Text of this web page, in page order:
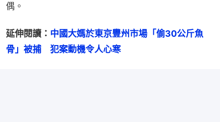
偶。
延伸閱讀： 中國大媽於東京豐州市場「偷30公斤魚
骨」被捕　犯案動機令人心寒